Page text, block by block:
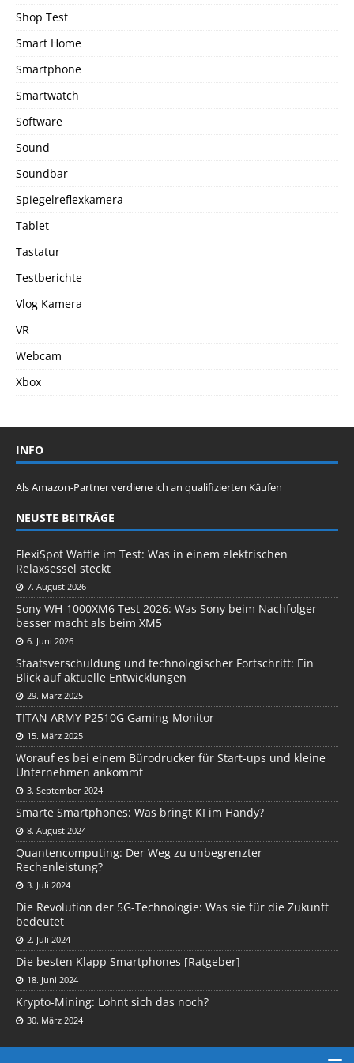
Shop Test
Smart Home
Smartphone
Smartwatch
Software
Sound
Soundbar
Spiegelreflexkamera
Tablet
Tastatur
Testberichte
Vlog Kamera
VR
Webcam
Xbox
INFO
Als Amazon-Partner verdiene ich an qualifizierten Käufen
NEUSTE BEITRÄGE
FlexiSpot Waffle im Test: Was in einem elektrischen
Relaxsessel steckt
7. August 2026
Sony WH-1000XM6 Test 2026: Was Sony beim Nachfolger
besser macht als beim XM5
6. Juni 2026
Staatsverschuldung und technologischer Fortschritt: Ein
Blick auf aktuelle Entwicklungen
29. März 2025
TITAN ARMY P2510G Gaming-Monitor
15. März 2025
Worauf es bei einem Bürodrucker für Start-ups und kleine
Unternehmen ankommt
3. September 2024
Smarte Smartphones: Was bringt KI im Handy?
8. August 2024
Quantencomputing: Der Weg zu unbegrenzter
Rechenleistung?
3. Juli 2024
Die Revolution der 5G-Technologie: Was sie für die Zukunft
bedeutet
2. Juli 2024
Die besten Klapp Smartphones [Ratgeber]
18. Juni 2024
Krypto-Mining: Lohnt sich das noch?
30. März 2024